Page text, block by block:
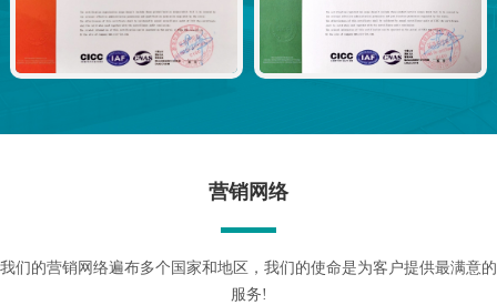
营销网络
我们的营销网络遍布多个国家和地区，我们的使命是为客户提供最满意的
服务!